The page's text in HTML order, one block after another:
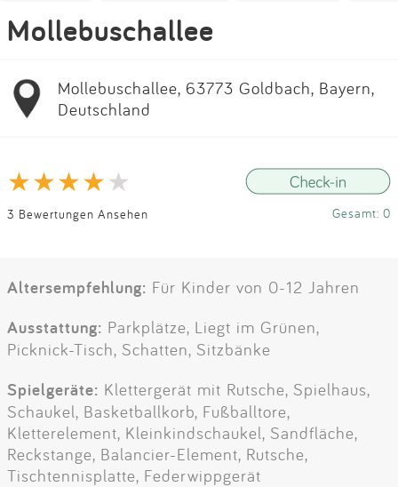
Mollebuschallee
Mollebuschallee, 63773 Goldbach, Bayern,
Deutschland
3 Bewertungen Ansehen Gesamt: 0
Altersempfehlung: Für Kinder von 0-12 Jahren
Ausstattung: Parkplätze, Liegt im Grünen,
Picknick-Tisch, Schatten, Sitzbänke
Spielgeräte: Klettergerät mit Rutsche, Spielhaus,
Schaukel, Basketballkorb, Fußballtore,
Kletterelement, Kleinkindschaukel, Sandfläche,
Reckstange, Balancier-Element, Rutsche,
Tischtennisplatte, Federwippgerät